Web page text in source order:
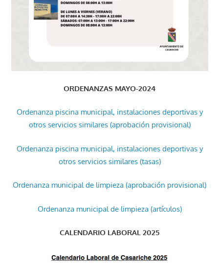
ORDENANZAS MAYO-2024
Ordenanza piscina municipal, instalaciones deportivas y
otros servicios similares (aprobación provisional)
Ordenanza piscina municipal, instalaciones deportivas y
otros servicios similares (tasas)
Ordenanza municipal de limpieza (aprobación provisional)
Ordenanza municipal de limpieza (artículos)
CALENDARIO LABORAL 2025